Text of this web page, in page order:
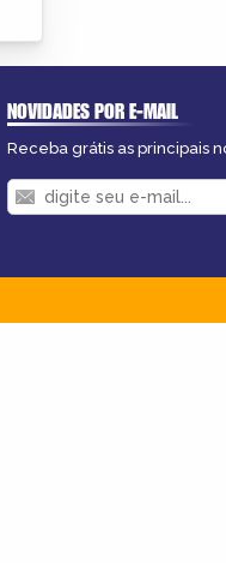
NOVIDADES POR E-MAIL
Receba grátis as principais